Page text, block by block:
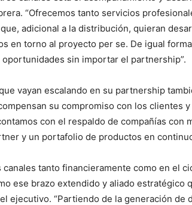
“Ofrecemos tanto servicios
adicional a la distribución, quieran
en torno al proyecto per se. De igual
sin importar el partnership”.
vayan escalando en su partnership
su compromiso con los clientes y
con el respaldo de compañías con
y un portafolio de productos en
canales tanto financieramente como en el
ese brazo extendido y aliado estratégico
ejecutivo. “Partiendo de la generación de